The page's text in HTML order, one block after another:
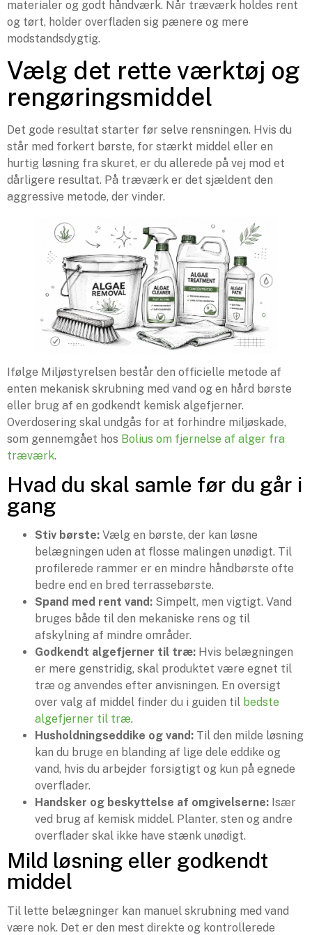
materialer og godt håndværk. Når træværk holdes rent
og tørt, holder overfladen sig pænere og mere
modstandsdygtig.
Vælg det rette værktøj og
rengøringsmiddel
Det gode resultat starter før selve rensningen. Hvis du
står med forkert børste, for stærkt middel eller en
hurtig løsning fra skuret, er du allerede på vej mod et
dårligere resultat. På træværk er det sjældent den
aggressive metode, der vinder.
Ifølge Miljøstyrelsen består den officielle metode af
enten mekanisk skrubning med vand og en hård børste
eller brug af en godkendt kemisk algefjerner.
Overdosering skal undgås for at forhindre miljøskade,
som gennemgået hos Bolius om fjernelse af alger fra
træværk.
Hvad du skal samle før du går i
gang
Stiv børste: Vælg en børste, der kan løsne
belægningen uden at flosse malingen unødigt. Til
profilerede rammer er en mindre håndbørste ofte
bedre end en bred terrassebørste.
Spand med rent vand: Simpelt, men vigtigt. Vand
bruges både til den mekaniske rens og til
afskylning af mindre områder.
Godkendt algefjerner til træ: Hvis belægningen
er mere genstridig, skal produktet være egnet til
træ og anvendes efter anvisningen. En oversigt
over valg af middel finder du i guiden til bedste
algefjerner til træ.
Husholdningseddike og vand: Til den milde løsning
kan du bruge en blanding af lige dele eddike og
vand, hvis du arbejder forsigtigt og kun på egnede
overflader.
Handsker og beskyttelse af omgivelserne: Især
ved brug af kemisk middel. Planter, sten og andre
overflader skal ikke have stænk unødigt.
Mild løsning eller godkendt
middel
Til lette belægninger kan manuel skrubning med vand
være nok. Det er den mest direkte og kontrollerede